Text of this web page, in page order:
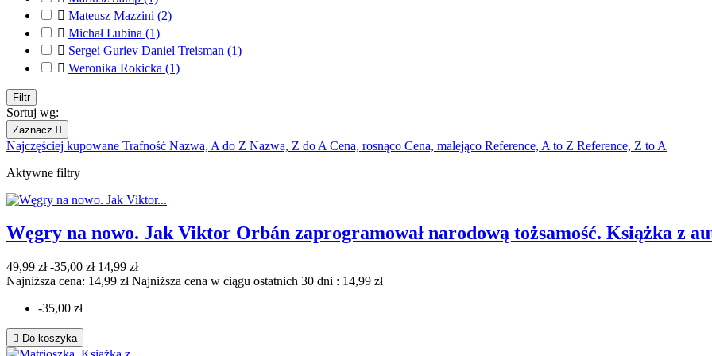
 Mateusz Mazzini (2)
 Michał Lubina (1)
 Sergei Guriev Daniel Treisman (1)
 Weronika Rokicka (1)
Filtr
Sortuj wg:
Zaznacz 
Najczęściej kupowane Trafność Nazwa, A do Z Nazwa, Z do A Cena, rosnąco Cena, malejąco Reference, A to Z Reference, Z to A
Aktywne filtry
Węgry na nowo. Jak Viktor Orbán zaprogramował narodową tożsamość. Książka z
49,99 zł -35,00 zł 14,99 zł
Najniższa cena: 14,99 złNajniższa cena w ciągu ostatnich 30 dni : 14,99 zł
-35,00 zł
 Do koszyka